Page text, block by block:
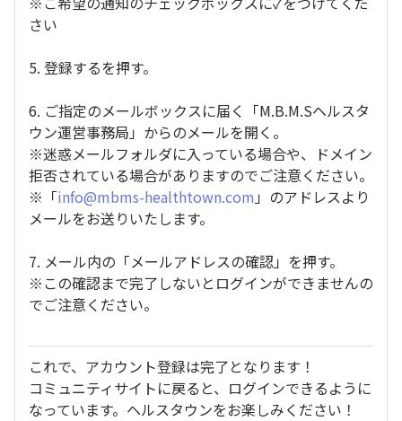
さい
5. 登録するを押す。
6. ご指定のメールボックスに届く「M.B.M.Sヘルスタ
ウン運営事務局」からのメールを開く。
※迷惑メールフォルダに入っている場合や、ドメイン
拒否されている場合がありますのでご注意ください。
※「info@mbms-healthtown.com 」のアドレスより
メールをお送りいたします。
7. メール内の「メールアドレスの確認」を押す。
※この確認まで完了しないとログインができませんの
でご注意ください。
これで、アカウント登録は完了となります！
コミュニティサイトに戻ると、ログインできるように
なっています。ヘルスタウンをお楽しみください！